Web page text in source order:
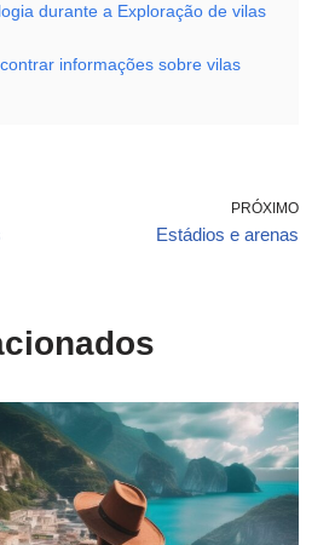
durante a Exploração de vilas
informações sobre vilas
PRÓXIMO
Estádios e arenas